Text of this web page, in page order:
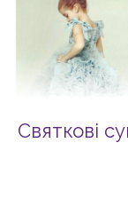
Святкові